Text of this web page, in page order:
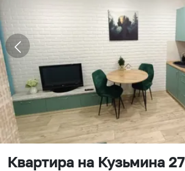
Квартира на Кузьмина 27